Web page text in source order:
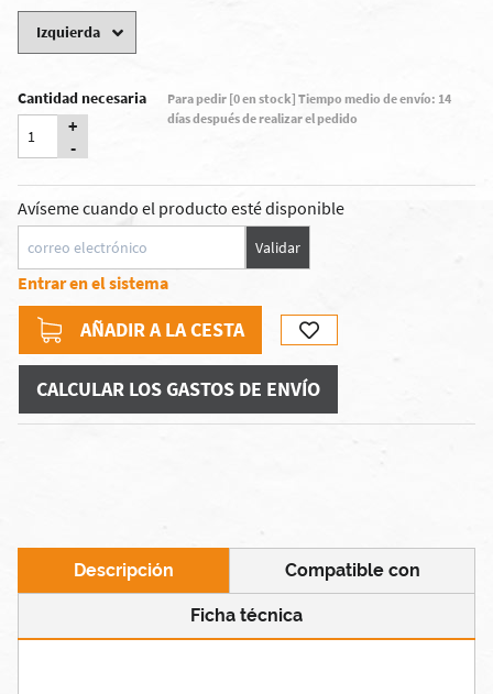
Cantidad necesaria
+
-
Para pedir [0 en stock] Tiempo medio de envío: 14
días después de realizar el pedido
Avíseme cuando el producto esté disponible
Validar
Entrar en el sistema
AÑADIR A LA CESTA
CALCULAR LOS GASTOS DE ENVÍO
Descripción Compatible con
Ficha técnica